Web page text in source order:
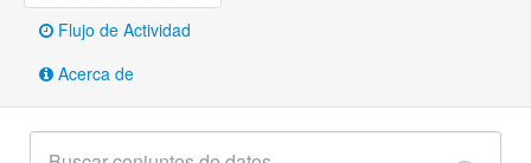
Flujo de Actividad
Acerca de